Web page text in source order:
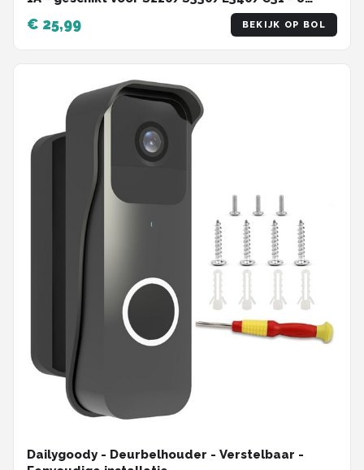
meter kabel - hoge kwaliteit - werkt
gegarandeerd
€ 25,99 BEKIJK OP BOL
Dailygoody - Deurbelhouder - Verstelbaar -